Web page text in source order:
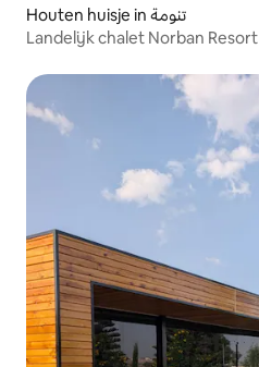
Landelijk chalet Norban Resort